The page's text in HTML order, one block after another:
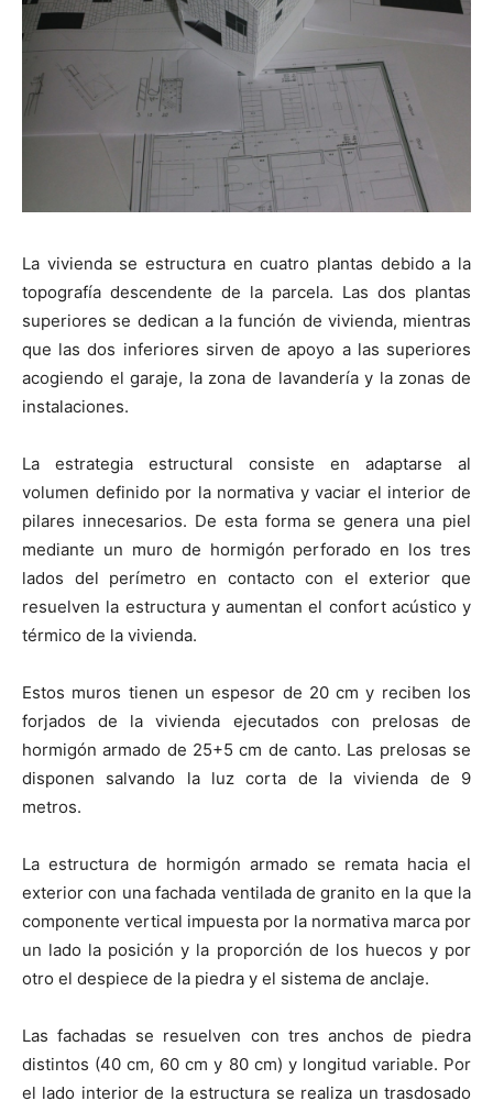
La vivienda se estructura en cuatro plantas debido a la
topografía descendente de la parcela. Las dos plantas
superiores se dedican a la función de vivienda, mientras
que las dos inferiores sirven de apoyo a las superiores
acogiendo el garaje, la zona de lavandería y la zonas de
instalaciones.
La estrategia estructural consiste en adaptarse al
volumen definido por la normativa y vaciar el interior de
pilares innecesarios. De esta forma se genera una piel
mediante un muro de hormigón perforado en los tres
lados del perímetro en contacto con el exterior que
resuelven la estructura y aumentan el confort acústico y
térmico de la vivienda.
Estos muros tienen un espesor de 20 cm y reciben los
forjados de la vivienda ejecutados con prelosas de
hormigón armado de 25+5 cm de canto. Las prelosas se
disponen salvando la luz corta de la vivienda de 9
metros.
La estructura de hormigón armado se remata hacia el
exterior con una fachada ventilada de granito en la que la
componente vertical impuesta por la normativa marca por
un lado la posición y la proporción de los huecos y por
otro el despiece de la piedra y el sistema de anclaje.
Las fachadas se resuelven con tres anchos de piedra
distintos (40 cm, 60 cm y 80 cm) y longitud variable. Por
el lado interior de la estructura se realiza un trasdosado